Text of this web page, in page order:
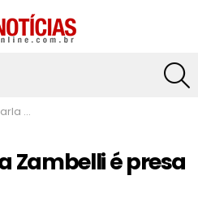
na Itália
Zambelli é presa